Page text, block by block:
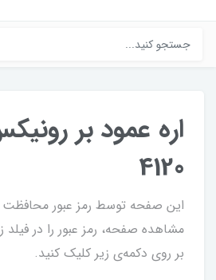
اره عمود بر
4120
این صفحه توسط رمز عبور
مشاهده صفحه، رمز عبور را در
بر روی دکمه‌ی زیر کلیک کنید.